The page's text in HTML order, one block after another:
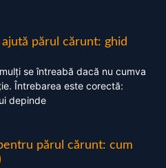
părul cărunt: ghid
se întreabă dacă nu cumva
Întrebarea este corectă:
depinde
părul cărunt: cum